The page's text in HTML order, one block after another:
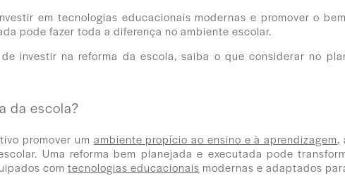
em tecnologias educacionais modernas e promover o
pode fazer toda a diferença no ambiente escolar.
investir na reforma da escola, saiba o que considerar no
da escola?
promover um ambiente propício ao ensino e à aprendizagem,
Uma reforma bem planejada e executada pode
com tecnologias educacionais modernas e adaptados